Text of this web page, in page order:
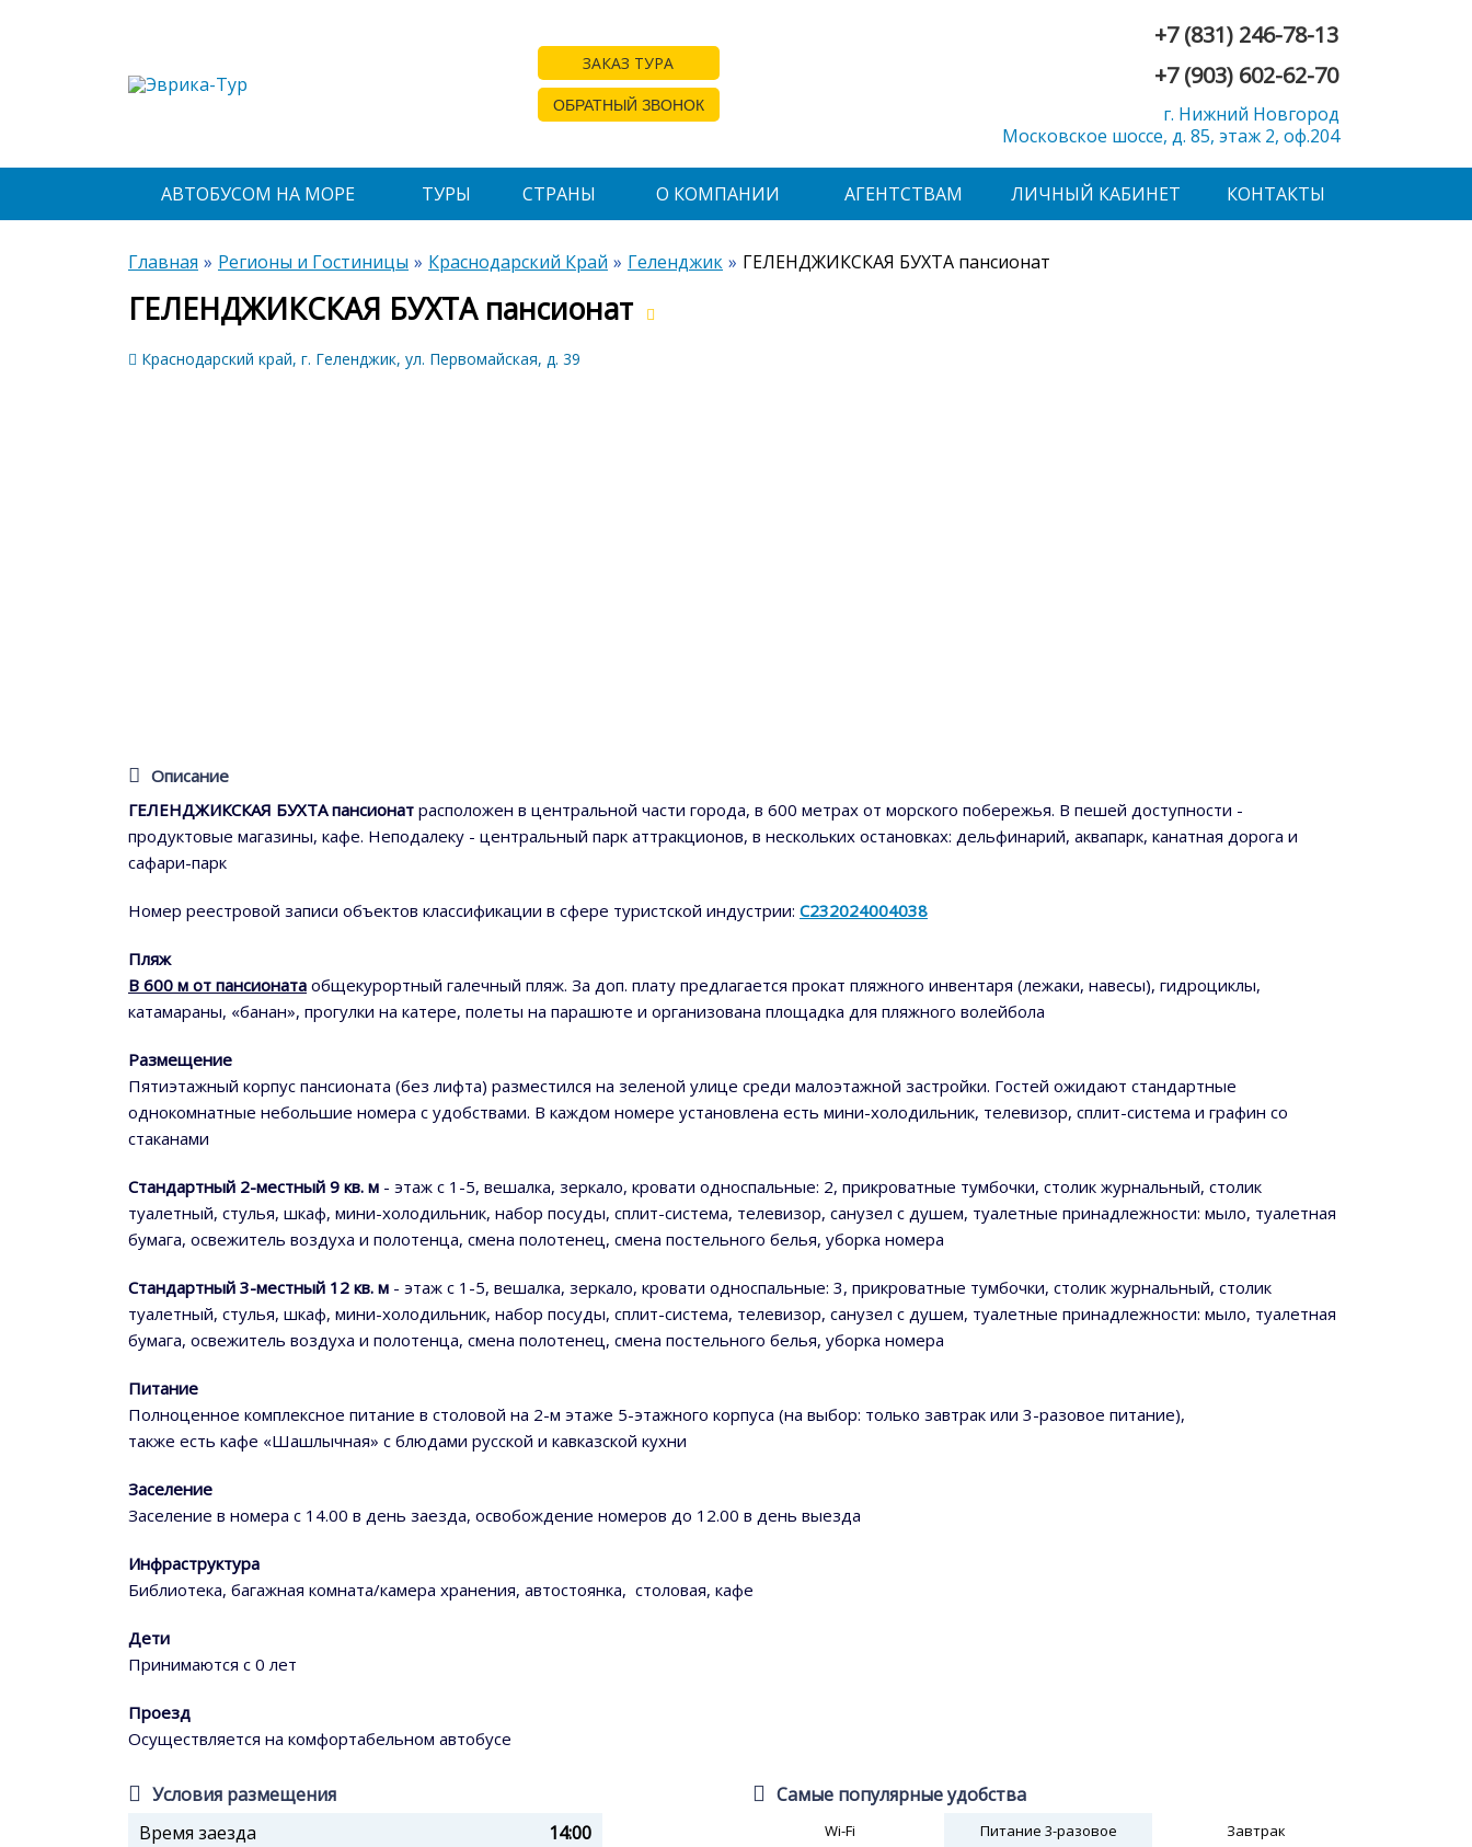
ЗАКАЗ ТУРА
ОБРАТНЫЙ ЗВОНОК
+7 (831) 246-78-13
+7 (903) 602-62-70
г. Нижний Новгород
Московское шоссе, д. 85, этаж 2, оф.204
АВТОБУСОМ НА МОРЕ ТУРЫ СТРАНЫ О КОМПАНИИ АГЕНТСТВАМ ЛИЧНЫЙ КАБИНЕТ КОНТАКТЫ
Главная Регионы и Гостиницы Краснодарский Край Геленджик ГЕЛЕНДЖИКСКАЯ БУХТА пансионат
ГЕЛЕНДЖИКСКАЯ БУХТА пансионат
Краснодарский край, г. Геленджик, ул. Первомайская, д. 39
Описание
ГЕЛЕНДЖИКСКАЯ БУХТА пансионат расположен в центральной части города, в 600 метрах от морского побережья. В пешей доступности -
продуктовые магазины, кафе. Неподалеку - центральный парк аттракционов, в нескольких остановках: дельфинарий, аквапарк, канатная дорога и
сафари-парк
Номер реестровой записи объектов классификации в сфере туристской индустрии: С232024004038
Пляж
В 600 м от пансионата общекурортный галечный пляж. За доп. плату предлагается прокат пляжного инвентаря (лежаки, навесы), гидроциклы,
катамараны, «банан», прогулки на катере, полеты на парашюте и организована площадка для пляжного волейбола
Размещение
Пятиэтажный корпус пансионата (без лифта) разместился на зеленой улице среди малоэтажной застройки. Гостей ожидают стандартные
однокомнатные небольшие номера с удобствами. В каждом номере установлена есть мини-холодильник, телевизор, сплит-система и графин со
стаканами
Стандартный 2-местный 9 кв. м - этаж с 1-5, вешалка, зеркало, кровати односпальные: 2, прикроватные тумбочки, столик журнальный, столик
туалетный, стулья, шкаф, мини-холодильник, набор посуды, сплит-система, телевизор, санузел с душем, туалетные принадлежности: мыло, туалетная
бумага, освежитель воздуха и полотенца, смена полотенец, смена постельного белья, уборка номера
Стандартный 3-местный 12 кв. м - этаж с 1-5, вешалка, зеркало, кровати односпальные: 3, прикроватные тумбочки, столик журнальный, столик
туалетный, стулья, шкаф, мини-холодильник, набор посуды, сплит-система, телевизор, санузел с душем, туалетные принадлежности: мыло, туалетная
бумага, освежитель воздуха и полотенца, смена полотенец, смена постельного белья, уборка номера
Питание
Полноценное комплексное питание в столовой на 2-м этаже 5-этажного корпуса (на выбор: только завтрак или 3-разовое питание),
также есть кафе «Шашлычная» с блюдами русской и кавказской кухни
Заселение
Заселение в номера с 14.00 в день заезда, освобождение номеров до 12.00 в день выезда
Инфраструктура
Библиотека, багажная комната/камера хранения, автостоянка, столовая, кафе
Дети
Принимаются с 0 лет
Проезд
Осуществляется на комфортабельном автобусе
Условия размещения
Время заезда
14:00
Самые популярные удобства
Wi-Fi Питание 3-разовое
Завтрак